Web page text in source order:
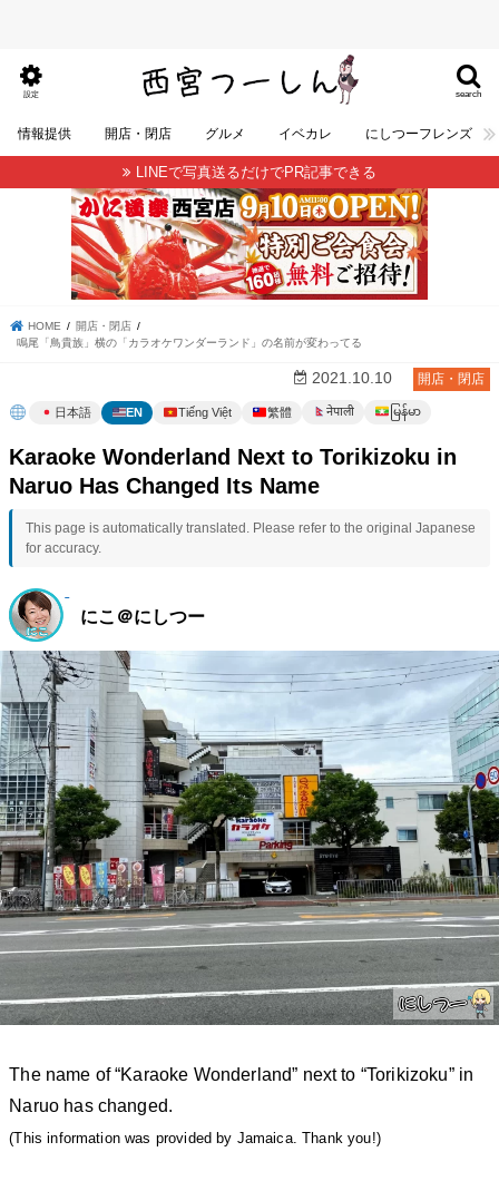
search
設定
情報提供 開店・閉店 グルメ イベカレ にしつーフレンズ
LINEで写真送るだけでPR記事できる
HOME
開店・閉店
鳴尾「鳥貴族」横の「カラオケワンダーランド」の名前が変わってる
開店・閉店
2021.10.10
日本語 EN Tiếng Việt 繁體 नेपाली မြန်မာ
Karaoke Wonderland Next to Torikizoku in
Naruo Has Changed Its Name
This page is automatically translated. Please refer to the original Japanese
for accuracy.
にこ＠にしつー
The name of “Karaoke Wonderland” next to “Torikizoku” in
Naruo has changed.
(This information was provided by Jamaica. Thank you!)